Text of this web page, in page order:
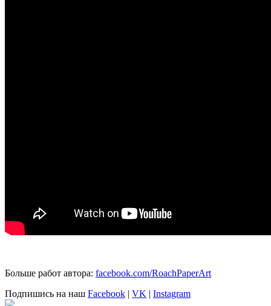
Больше работ автора: facebook.com/RoachPaperArt
Подпишись на наш Facebook | VK | Instagram